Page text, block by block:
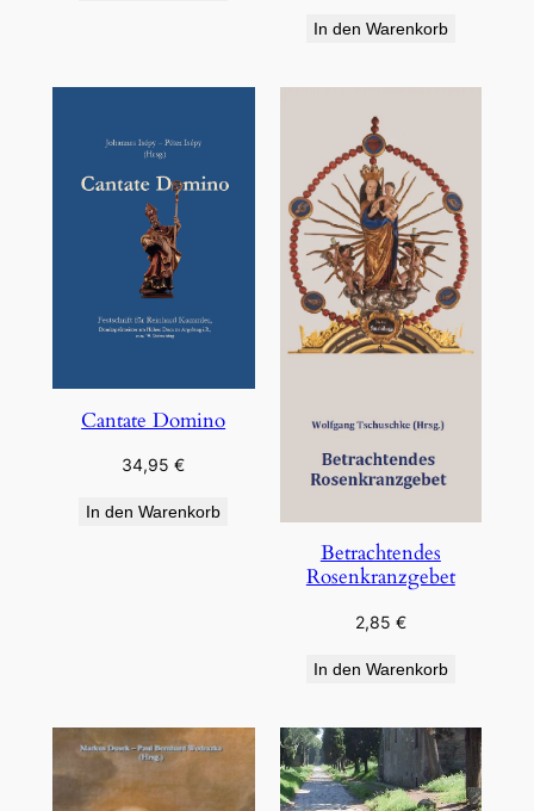
In den Warenkorb
Cantate Domino
34,95€
In den Warenkorb
Betrachtendes
Rosenkranzgebet
2,85 €
In den Warenkorb